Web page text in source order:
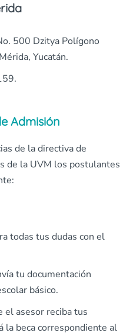
500 Dzitya Polígono
Yucatán.
Admisión
de la directiva de
de la UVM los postulantes
todas tus dudas con el
tu documentación
básico.
el asesor reciba tus
la beca correspondiente al